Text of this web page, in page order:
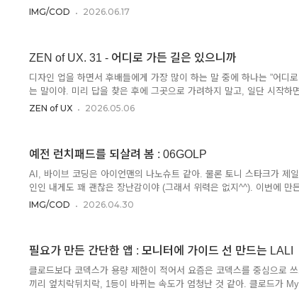
견디는 편이라서 말이지. 역지사지. 내가 만드는 것이 조금이라도 쾌적
아. 그래서 간단히 맥용 데스크탑 앱을 만들어보기로 했어. 이름은
PNBP.요즘은 뭐든 조금 불편하면 앱을 만드는 것 같아. 최근엔 토렌
IMG/COD 2026.06.17
ZEN of UX. 31 - 어디로 가든 길은 있으니까
디자인 업을 하면서 후배들에게 가장 많이 하는 말 중에 하나는 ”어디
는 말이야. 미리 답을 찾은 후에 그곳으로 가려하지 말고, 일단 시작하
자연스럽게 너를 유도하리라는 게 내 기본적인 일의 태도거든. 실제로
거지. 나랑 일해 본 사람 중에서 내가 이 말하는 것 안 들어본 사람 없을
로 그리면 위와 같아.결과물은 크게 세 가지로 나뉜다고 생각하는데,
ZEN of UX 2026.05.06
예전 런치패드를 되살려 봄 : 06GOLP
AI, 바이브 코딩은 아이언맨의 나노슈트 같아. 물론 토니 스타크가 제
인인 내게도 꽤 괜찮은 장난감이야 (그래서 위력은 없지^^). 이번에 만
런치패드를 복원?한 런치패드 앱이야. 굳 올 런치패드(Good Old
이며 배경은 단색... UX를 세밀하게 다듬고 디자인을 다듬는 데 든 시간
어. 확실히 디자이너는 성가신 존재라고 생각해(자학).역시나 나..
IMG/COD 2026.04.30
필요가 만든 간단한 앱 : 모니터에 가이드 선 만드는 LALI
클로드보다 코덱스가 용량 제한이 적어서 요즘은 코덱스를 중심으로
끼리 엎치락뒤치락, 1등이 바뀌는 속도가 엄청난 것 같아. 클로드가